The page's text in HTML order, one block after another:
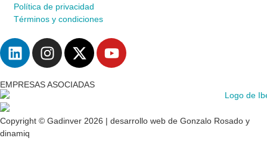
Política de privacidad
Términos y condiciones
EMPRESAS ASOCIADAS
Copyright © Gadinver 2026 | desarrollo web de Gonzalo Rosado y
dinamiq